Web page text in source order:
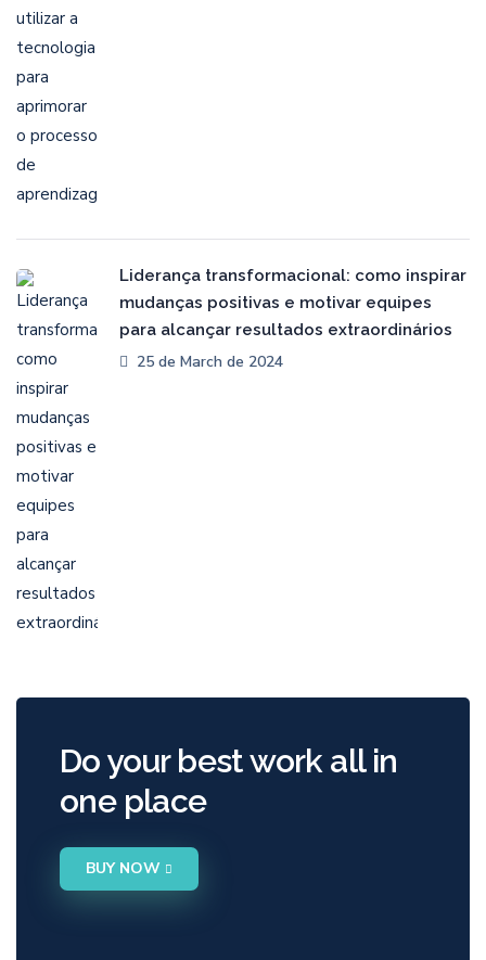
Liderança transformacional: como inspirar
mudanças positivas e motivar equipes
para alcançar resultados extraordinários
25 de March de 2024
Do your best work all in
one place
BUY NOW